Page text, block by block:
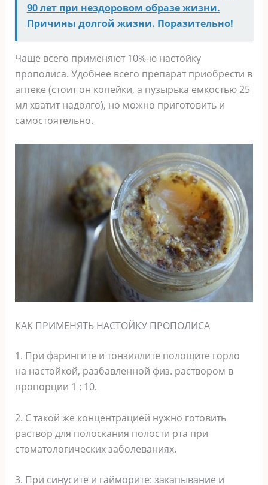
90 лет при нездоровом образе жизни.
Причины долгой жизни. Поразительно!
Чаще всего применяют 10%-ю настойку
прополиса. Удобнее всего препарат приобрести в
аптеке (стоит он копейки, а пузырька емкостью 25
мл хватит надолго), но можно приготовить и
самостоятельно.
КАК ПРИМЕНЯТЬ НАСТОЙКУ ПРОПОЛИСА
1. При фарингите и тонзиллите полощите горло
на настойкой, разбавленной физ. раствором в
пропорции 1 : 10.
2. С такой же концентрацией нужно готовить
раствор для полоскания полости рта при
стоматологических заболеваниях.
3. При синусите и гайморите: закапывание и